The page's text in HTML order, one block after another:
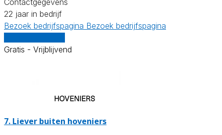
22 jaar in bedrijf
Bezoek bedrijfspagina Bezoek bedrijfspagina
Gratis - Vrijblijvend
7. Liever buiten hoveniers